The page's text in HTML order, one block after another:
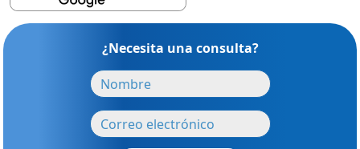
¿Necesita una consulta?